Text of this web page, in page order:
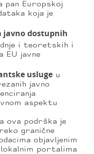
pan Europskoj
koja je
javno dostupnih
i teoretskih i
EU javne
usluge u
javno
aspektu
ova podrška je
granične
objavljenim
lokalnim portalima